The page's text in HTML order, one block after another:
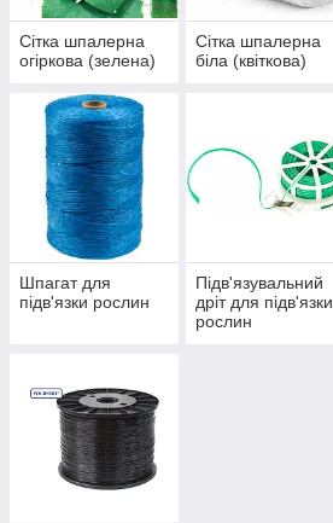
Сітка шпалерна
огіркова (зелена)
Сітка шпалерна
біла (квіткова)
Шпагат для
підв'язки рослин
Підв'язувальний
дріт для підв'язки
рослин